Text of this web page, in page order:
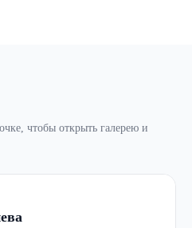
чтобы открыть галерею и